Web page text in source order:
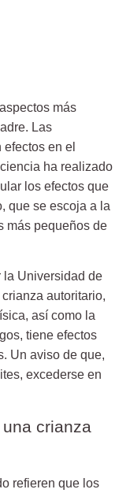
más
Las
en el
ha realizado
los efectos que
que se escoja a la
más pequeños de
la Universidad de
autoritario,
así como la
tiene efectos
Un aviso de que,
excederse en
crianza
refieren que los